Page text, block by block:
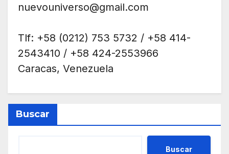
nuevouniverso@gmail.com
Tlf: +58 (0212) 753 5732 / +58 414-
2543410 / +58 424-2553966
Caracas, Venezuela
Buscar
Buscar